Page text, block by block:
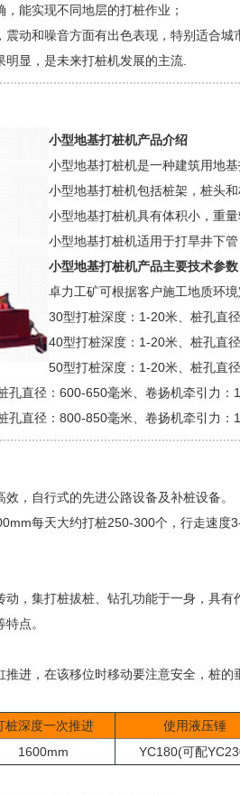
能实现不同地层的打桩作业；
震动和噪音方面有出色表现，特别适合城
显，是未来打桩机发展的主流.
小型地基打桩机产品介绍
小型地基打桩机是一种建筑用地
小型地基打桩机包括桩架，桩头
小型地基打桩机具有体积小，重
小型地基打桩机适用于打旱井下
小型地基打桩机产品主要技术参数
卓力工矿可根据客户施工地质环
30型打桩深度：1-20米、桩孔直
40型打桩深度：1-20米、桩孔直
50型打桩深度：1-20米、桩孔直
孔直径：600-650毫米、卷扬机牵引力
孔直径：800-850毫米、卷扬机牵引力
效，自行式的先进公路设备及补桩设备。
每天大约打桩250-300个，行走速度
动，集打桩拔桩、钻孔功能于一身，具
点。
推进，在该移位时移动要注意安全，桩
桩深度一次推进
使用液压锤
1600mm
YC180(可配